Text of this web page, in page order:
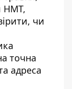
НМТ,
чи
точна
адреса